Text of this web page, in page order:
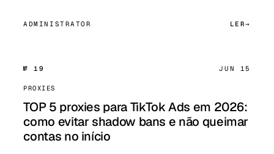
ADMINISTRATOR LER
№ 19 JUN 15
PROXIES
TOP 5 proxies para TikTok Ads em 2026:
como evitar shadow bans e não queimar
contas no início